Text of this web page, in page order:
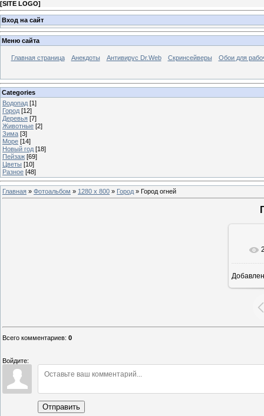
[SITE LOGO]
Вход на сайт
Меню сайта
Главная страница Анекдоты Антивирус Dr.Web Скринсейверы Обои для
Categories
Водопад [1]
Город [12]
Деревья [7]
Животные [2]
Зима [3]
Море [14]
Новый год [18]
Пейзаж [69]
Цветы [10]
Разное [48]
Главная » Фотоальбом » 1280 x 800 » Город » Город огней
Всего комментариев: 0
Войдите:
Отправить